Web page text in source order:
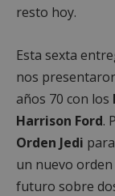
resto hoy.
Esta sexta
nos
años 70 con los
Harrison Ford.
Orden Jedi
un nuevo
futuro sobre